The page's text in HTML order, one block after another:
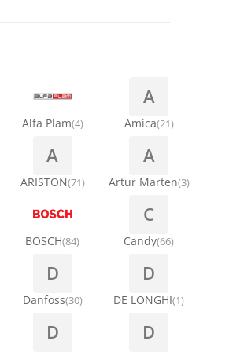
za veš mašinu
za veš mašinu
za veš mašine
uređaje
za montažu klima uređaja
Alfa Plam(4)
A
Amica(21)
A
ARISTON(71)
A
Artur Marten(3)
BOSCH(84)
C
Candy(66)
D
Danfoss(30)
D
DE LONGHI(1)
D D